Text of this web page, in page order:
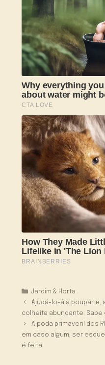
Categorias
Jardim & Horta
Ajudá-lo-á a poupar e,
colheita abundante.
A poda primaveril dos
em caso algum, ser
é feita!